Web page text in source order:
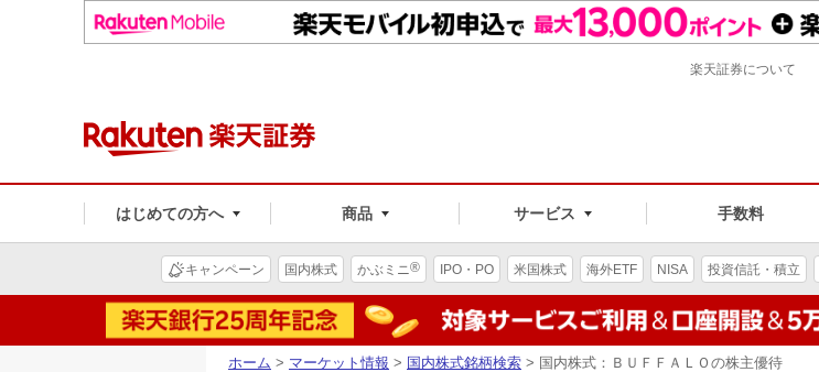
はじめての方へ 商品 サービス 手数料
楽天証券について
キャンペーン 国内株式 かぶミニ® IPO・PO 米国株式 海外ETF NISA 投資信託・積立
ホーム > マーケット情報 > 国内株式銘柄検索 > 国内株式：ＢＵＦＦＡＬＯの株主優待